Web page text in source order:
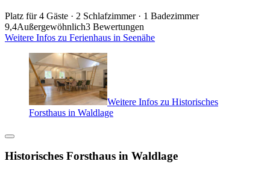
Platz für 4 Gäste · 2 Schlafzimmer · 1 Badezimmer
9,4Außergewöhnlich3 Bewertungen
Weitere Infos zu Ferienhaus in Seenähe
Weitere Infos zu Historisches
Forsthaus in Waldlage
Historisches Forsthaus in Waldlage